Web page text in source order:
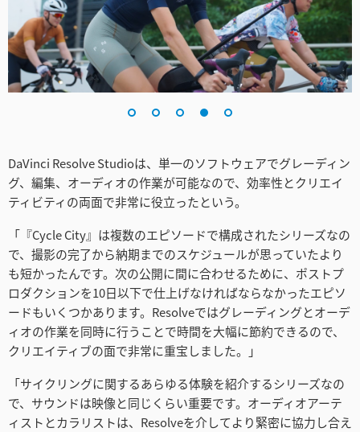
DaVinci Resolve Studioは、単一のソフトウェアでグレーディン
グ、編集、オーディオの作業が可能なので、効率性とクリエイ
ティビティの両面で非常に役立ったという。
「『Cycle City』は複数のエピソードで構成されたシリーズなの
で、撮影の完了から納期までのスケジュールが思っていたより
も短かったんです。次の公開に間に合わせるために、ポストプ
ロダクションを10日以下で仕上げなければならなかったエピソ
ードもいくつかあります。Resolveではグレーディングとオーデ
ィオの作業を同時に行うことで時間を大幅に節約できるので、
クリエイティブの面で非常に重宝しました。」
「サイクリングに関するあらゆる体験を紹介するシリーズなの
で、サウンドは映像と同じくらい重要です。オーディオアーテ
ィストとカラリストは、Resolveを介してより緊密に協力し合え